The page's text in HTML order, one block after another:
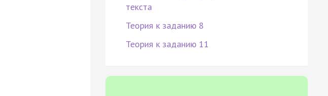
текста
Теория к заданию 8
Теория к заданию 11